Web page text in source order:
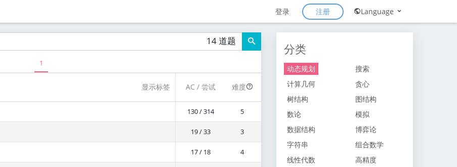
登录 注册 Language
14 道题
1
显示标签 AC / 尝试 难度
130 / 314 5
19 / 33 3
17 / 18 4
分类
动态规划
搜索
计算几何
贪心
树结构
图结构
数论
模拟
数据结构
博弈论
字符串
组合数学
线性代数
高精度